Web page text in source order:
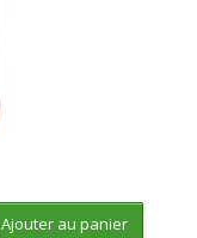
Ajouter au panier